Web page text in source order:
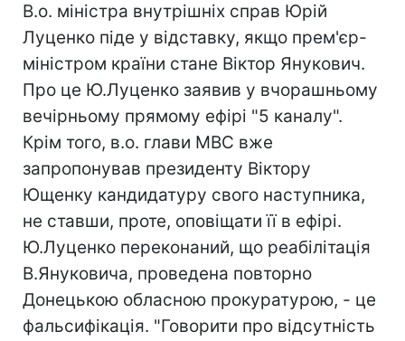
В.о. міністра внутрішніх справ Юрій
Луценко піде у відставку, якщо прем'єр-
міністром країни стане Віктор Янукович.
Про це Ю.Луценко заявив у вчорашньому
вечірньому прямому ефірі "5 каналу".
Крім того, в.о. глави МВС вже
запропонував президенту Віктору
Ющенку кандидатуру свого наступника,
не ставши, проте, оповіщати її в ефірі.
Ю.Луценко переконаний, що реабілітація
В.Януковича, проведена повторно
Донецькою обласною прокуратурою, - це
фальсифікація. "Говорити про відсутність